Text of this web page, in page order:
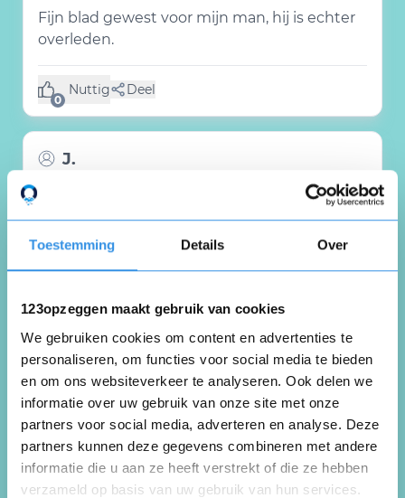
Toestemming Details Over
123opzeggen maakt gebruik van cookies
We gebruiken cookies om content en advertenties te
personaliseren, om functies voor social media te bieden
en om ons websiteverkeer te analyseren. Ook delen we
informatie over uw gebruik van onze site met onze
partners voor social media, adverteren en analyse. Deze
partners kunnen deze gegevens combineren met andere
informatie die u aan ze heeft verstrekt of die ze hebben
verzameld op basis van uw gebruik van hun services.
Fijn blad gewest voor mijn man, hij is echter
overleden.
0
Nuttig
(0 like) Deel
J.
abonnement beëindigen
Nuttig Deel
gert drenth
Zuidlaren
25 november 2025